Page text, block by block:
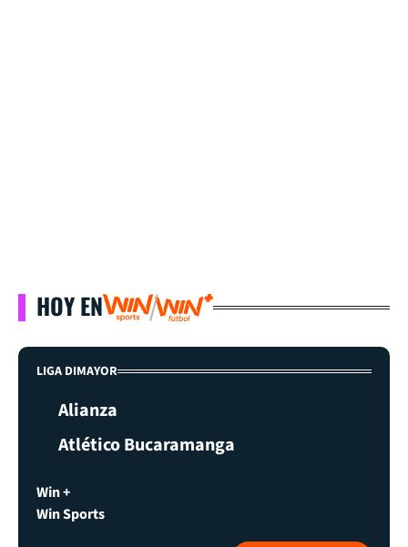
HOY EN
LIGA DIMAYOR
Alianza
Atlético Bucaramanga
Win +
Win Sports